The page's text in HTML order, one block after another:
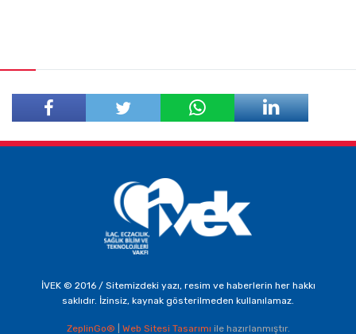
İVEK © 2016 / Sitemizdeki yazı, resim ve haberlerin her hakkı
saklıdır. İzinsiz, kaynak gösterilmeden kullanılamaz.
ZeplinGo® Web Sitesi Tasarımı ile hazırlanmıştır.